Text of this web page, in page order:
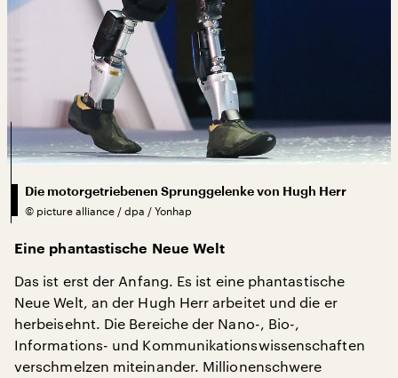
Die motorgetriebenen Sprunggelenke von Hugh Herr
© picture alliance / dpa / Yonhap
Eine phantastische Neue Welt
Das ist erst der Anfang. Es ist eine phantastische
Neue Welt, an der Hugh Herr arbeitet und die er
herbeisehnt. Die Bereiche der Nano-, Bio-,
Informations- und Kommunikationswissenschaften
verschmelzen miteinander. Millionenschwere